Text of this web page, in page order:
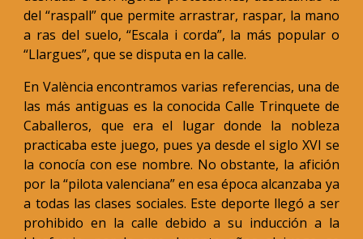
del “raspall” que permite arrastrar, raspar, la mano
a ras del suelo, “Escala i corda”, la más popular o
“Llargues”, que se disputa en la calle.
En València encontramos varias referencias, una de
las más antiguas es la conocida Calle Trinquete de
Caballeros, que era el lugar donde la nobleza
practicaba este juego, pues ya desde el siglo XVI se
la conocía con ese nombre. No obstante, la afición
por la “pilota valenciana” en esa época alcanzaba ya
a todas las clases sociales. Este deporte llegó a ser
prohibido en la calle debido a su inducción a la